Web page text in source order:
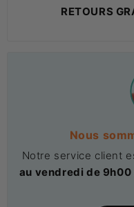
RETOURS
Nous
Notre service client
au vendredi de 9h00